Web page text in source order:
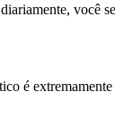
você
é